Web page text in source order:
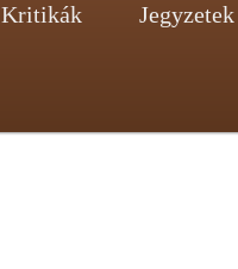
Kritikák Jegyzetek